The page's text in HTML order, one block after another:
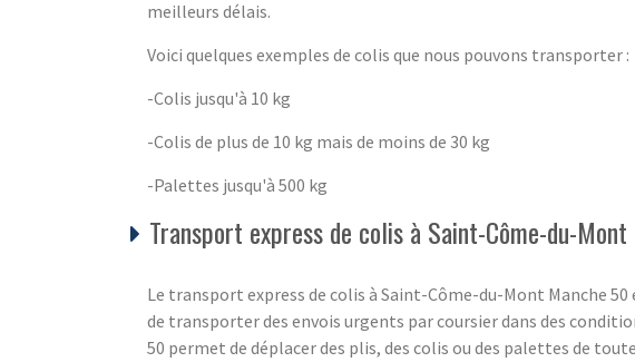
meilleurs délais.
Voici quelques exemples de colis que nous pouvons transporter :
-Colis jusqu'à 10 kg
-Colis de plus de 10 kg mais de moins de 30 kg
-Palettes jusqu'à 500 kg
Transport express de colis à Saint-Côme-du-
Le transport express de colis à Saint-Côme-du-Mont Manche
de transporter des envois urgents par coursier dans des
50 permet de déplacer des plis, des colis ou des palettes de